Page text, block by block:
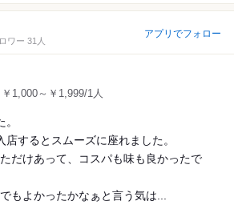
ワー 31人
アプリでフォロー
￥1,000～￥1,999/1人
するとスムーズに座れました。
だけあって、コスパも味も良かったで
もよかったかなぁと言う気は...